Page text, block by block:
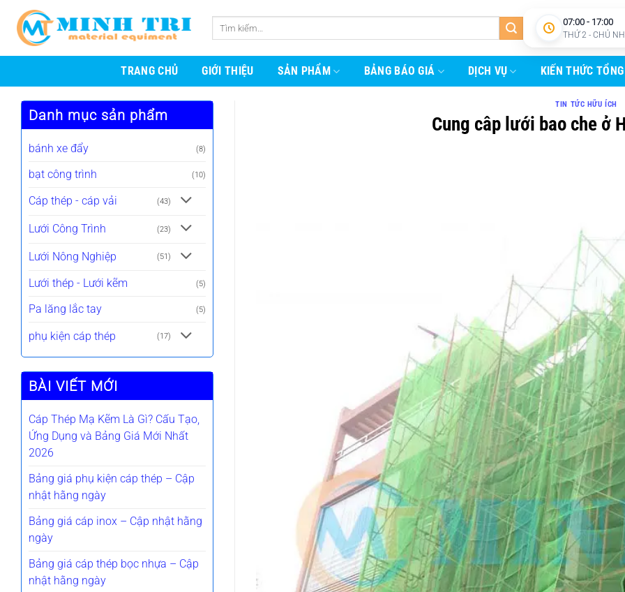
qua
dung
Tìm
07:00 - 17:00
THỨ 2 - CHỦ
TRANG CHỦ GIỚI THIỆU SẢN PHẨM BẢNG BÁO GIÁ DỊCH VỤ KIẾN THỨC
Danh mục sản phẩm
bánh xe đẩy (8)
bạt công trình (10)
Cáp thép - cáp vải (43)
Lưới Công Trình (23)
Lưới Nông Nghiệp (51)
Lưới thép - Lưới kẽm (5)
Pa lăng lắc tay (5)
phụ kiện cáp thép (17)
BÀI VIẾT MỚI
Cáp Thép Mạ Kẽm Là Gì? Cấu Tạo,
Ứng Dụng và Bảng Giá Mới Nhất
2026
Bảng giá phụ kiện cáp thép – Cập
nhật hằng ngày
Bảng giá cáp inox – Cập nhật hằng
ngày
Bảng giá cáp thép bọc nhựa – Cập
nhật hằng ngày
TIN TỨC HỮU ÍCH
Cung câp lưới bao che ở